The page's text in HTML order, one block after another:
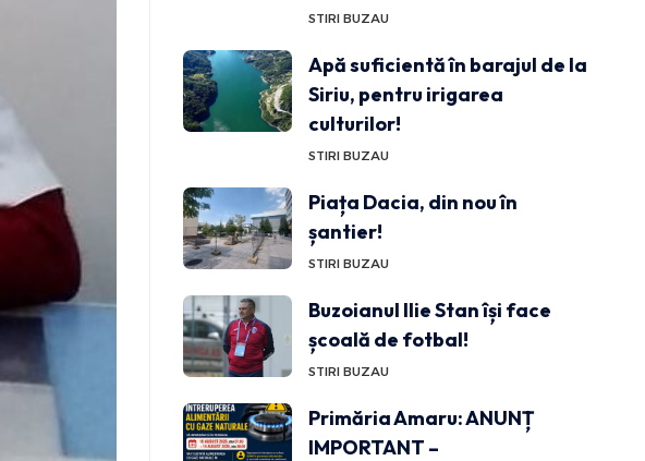
STIRI BUZAU
Apă suficientă în barajul de la
Siriu, pentru irigarea
culturilor!
STIRI BUZAU
Piața Dacia, din nou în
șantier!
STIRI BUZAU
Buzoianul Ilie Stan își face
școală de fotbal!
STIRI BUZAU
Primăria Amaru: ANUNȚ
IMPORTANT –